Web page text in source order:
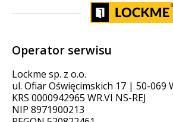
Operator serwisu
Lockme sp. z o.o.
ul. Ofiar Oświęcimskich 17 | 50-069
KRS 0000942965 WR.VI NS-REJ
NIP 8971900213